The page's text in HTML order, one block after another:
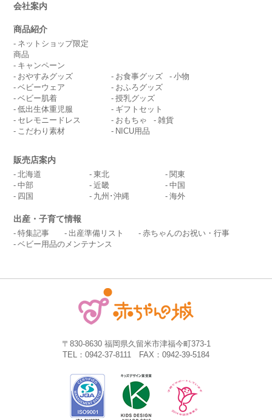
会社案内
商品紹介
ネットショップ限定
商品
キャンペーン
おやすみグッズ
ベビーウェア
ベビー肌着
低出生体重児服
セレモニードレス
こだわり素材
お食事グッズ
小物
おふろグッズ
授乳グッズ
ギフトセット
おもちゃ
雑貨
NICU用品
販売店案内
北海道 東北
関東
中部
近畿
中国
四国
九州･沖縄 海外
出産・子育て情報
特集記事 出産準備リスト
赤ちゃんのお祝い・行事
ベビー用品のメンテナンス
〒830-8630 福岡県久留米市津福今町373-1
TEL：0942-37-8111 FAX：0942-39-5184